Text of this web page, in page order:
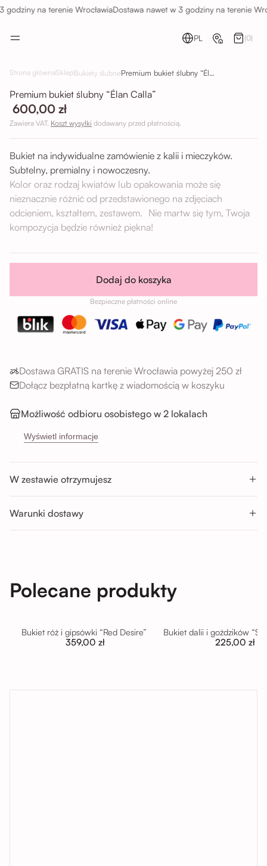
na terenie WrocławiaDostawa nawet w 3 godziny na terenie
PL (0)
Strona główna Sklep Bukiety ślubne Premium bukiet ślubny “Élan Calla”
Premium bukiet ślubny “Élan Calla”
600,00 zł
Zawiera VAT. Koszt wysyłki dodawany przed płatnością.
Bukiet na indywidualne zamówienie z kalii i mieczyków.
Subtelny, premialny i nowoczesny.
Kolor oraz rodzaj kwiatów lub opakowania może się
nieznacznie różnić od przedstawionego na zdjęciach
odcieniem, kształtem, zestawem. Nie martw się tym, Twoja
kompozycja będzie również piękna!
Dodaj do koszyka
Bezpieczne płatności online
Dostawa GRATIS na terenie Wrocławia powyżej 250 zł
Dołącz bezpłatną kartkę z wiadomością w koszyku
Możliwość odbioru osobistego w 2 lokalach
Sikorskiego 5H, 53-659 Wrocław
Godziny odbioru:
Pon-Sob : 11:00 - 14:00; 14:00 - 17:00; 17:00 - 20:00
Nd : 11:00 - 14:00; 14:00 - 17:00
Wyświetl informacje
W zestawie otrzymujesz
Warunki dostawy
Polecane produkty
Bukiet róż i gipsówki “Red Desire”
359,00 zł
Bukiet dalii i goździków
225,00 zł